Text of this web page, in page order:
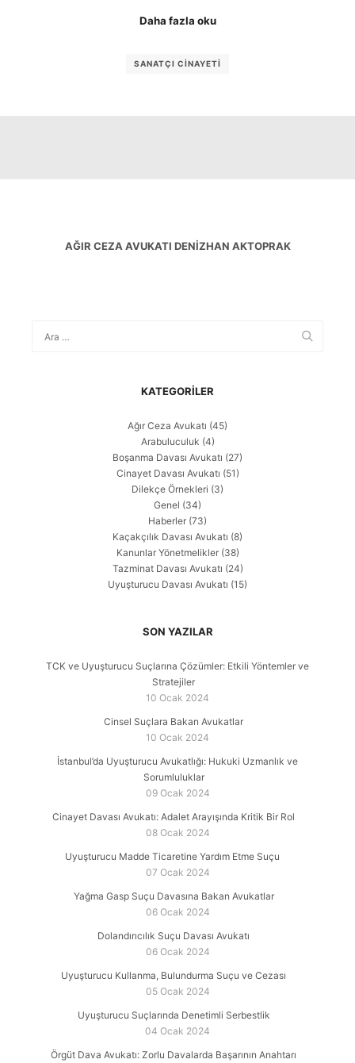
Daha fazla oku
SANATÇI CINAYETI
AĞIR CEZA AVUKATI DENIZHAN AKTOPRAK
KATEGORILER
Ağır Ceza Avukatı (45)
Arabuluculuk (4)
Boşanma Davası Avukatı (27)
Cinayet Davası Avukatı (51)
Dilekçe Örnekleri (3)
Genel (34)
Haberler (73)
Kaçakçılık Davası Avukatı (8)
Kanunlar Yönetmelikler(38)
Tazminat Davası Avukatı (24)
Uyuşturucu Davası Avukatı (15)
SON YAZILAR
TCK ve Uyuşturucu Suçlarına Çözümler: Etkili Yöntemler ve
Stratejiler
10 Ocak 2024
Cinsel Suçlara Bakan Avukatlar
10 Ocak 2024
İstanbul’da Uyuşturucu Avukatlığı: Hukuki Uzmanlık ve
Sorumluluklar
09 Ocak 2024
Cinayet Davası Avukatı: Adalet Arayışında Kritik Bir Rol
08 Ocak 2024
Uyuşturucu Madde Ticaretine Yardım Etme Suçu
07 Ocak 2024
Yağma Gasp Suçu Davasına Bakan Avukatlar
06 Ocak 2024
Dolandırıcılık Suçu Davası Avukatı
06 Ocak 2024
Uyuşturucu Kullanma, Bulundurma Suçu ve Cezası
05 Ocak 2024
Uyuşturucu Suçlarında Denetimli Serbestlik
04 Ocak 2024
Örgüt Dava Avukatı: Zorlu Davalarda Başarının Anahtarı